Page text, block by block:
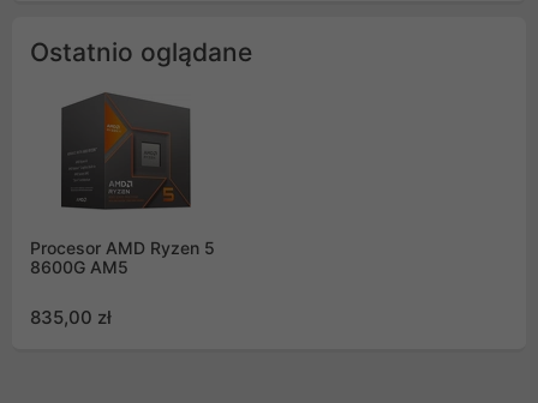
Ostatnio oglądane
Procesor AMD Ryzen 5
8600G AM5
835,00 zł